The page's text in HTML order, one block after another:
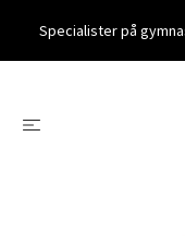
Specialister på